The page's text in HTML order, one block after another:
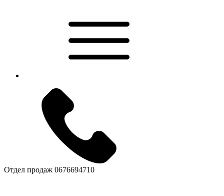
Отдел продаж 0676694710